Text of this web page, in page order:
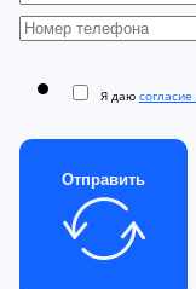
Я даю
Отправить